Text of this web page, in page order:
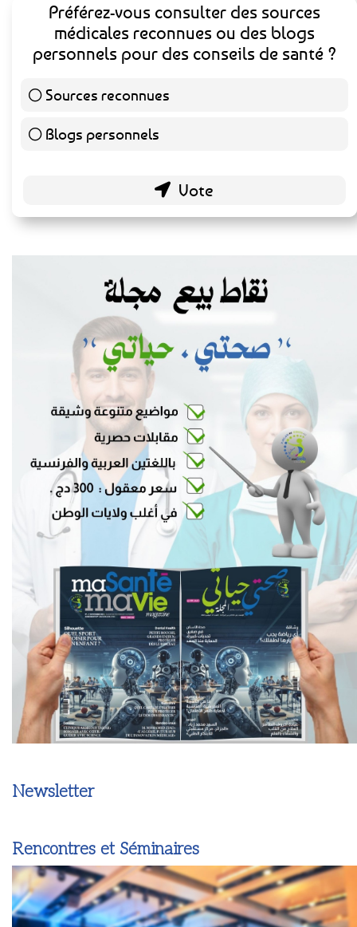
Préférez-vous consulter des sources
médicales reconnues ou des blogs
personnels pour des conseils de santé ?
Sources reconnues
Blogs personnels
Newsletter
Rencontres et Séminaires